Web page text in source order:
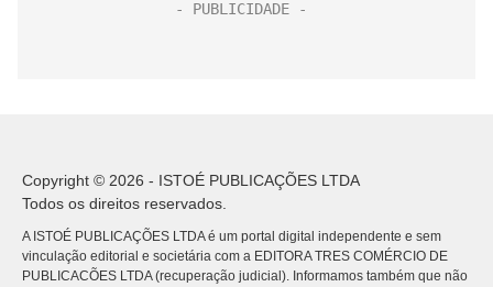
Copyright © 2026 - ISTOÉ PUBLICAÇÕES LTDA
Todos os direitos reservados.
A ISTOÉ PUBLICAÇÕES LTDA é um portal digital independente e sem
vinculação editorial e societária com a EDITORA TRES COMÉRCIO DE
PUBLICACÕES LTDA (recuperação judicial). Informamos também que não